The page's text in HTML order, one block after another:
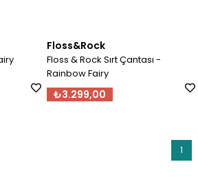
Floss&Rock
Floss & Rock Sırt Çantası -
Rainbow Fairy
₺3.299,00
1